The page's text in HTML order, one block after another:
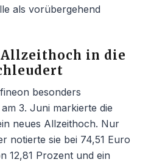
als vorübergehend
in die
besonders
3. Juni markierte die
neues Allzeithoch. Nur
notierte sie bei 74,51 Euro
12,81 Prozent und ein